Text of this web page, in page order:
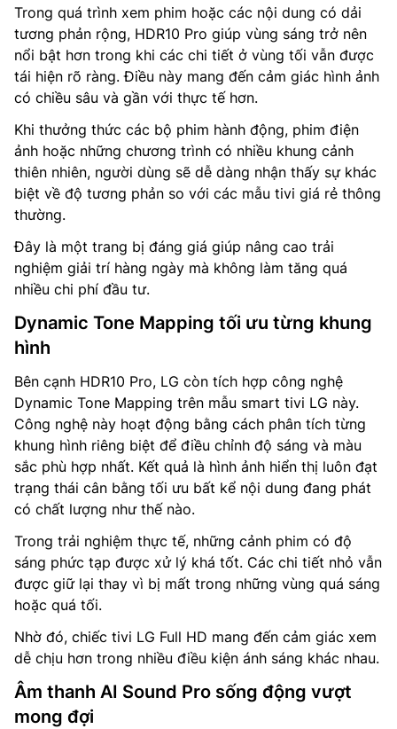
Trong quá trình xem phim hoặc các nội dung có dải
tương phản rộng, HDR10 Pro giúp vùng sáng trở nên
nổi bật hơn trong khi các chi tiết ở vùng tối vẫn được
tái hiện rõ ràng. Điều này mang đến cảm giác hình ảnh
có chiều sâu và gần với thực tế hơn.
Khi thưởng thức các bộ phim hành động, phim điện
ảnh hoặc những chương trình có nhiều khung cảnh
thiên nhiên, người dùng sẽ dễ dàng nhận thấy sự khác
biệt về độ tương phản so với các mẫu tivi giá rẻ thông
thường.
Đây là một trang bị đáng giá giúp nâng cao trải
nghiệm giải trí hàng ngày mà không làm tăng quá
nhiều chi phí đầu tư.
Dynamic Tone Mapping tối ưu từng khung
hình
Bên cạnh HDR10 Pro, LG còn tích hợp công nghệ
Dynamic Tone Mapping trên mẫu smart tivi LG này.
Công nghệ này hoạt động bằng cách phân tích từng
khung hình riêng biệt để điều chỉnh độ sáng và màu
sắc phù hợp nhất. Kết quả là hình ảnh hiển thị luôn đạt
trạng thái cân bằng tối ưu bất kể nội dung đang phát
có chất lượng như thế nào.
Trong trải nghiệm thực tế, những cảnh phim có độ
sáng phức tạp được xử lý khá tốt. Các chi tiết nhỏ vẫn
được giữ lại thay vì bị mất trong những vùng quá sáng
hoặc quá tối.
Nhờ đó, chiếc tivi LG Full HD mang đến cảm giác xem
dễ chịu hơn trong nhiều điều kiện ánh sáng khác nhau.
Âm thanh AI Sound Pro sống động vượt
mong đợi